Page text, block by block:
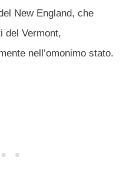
New England, che
del Vermont,
nell’omonimo stato.